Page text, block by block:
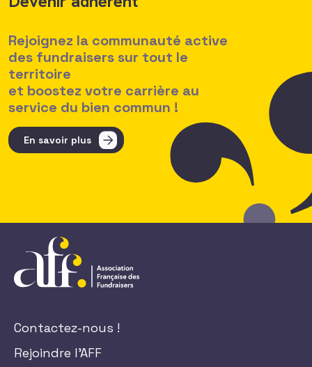
Rejoignez la communauté active
des fundraisers sur tout le
territoire
et boostez votre carrière au
service du bien commun !
En savoir plus
Contactez-nous !
Rejoindre l'AFF